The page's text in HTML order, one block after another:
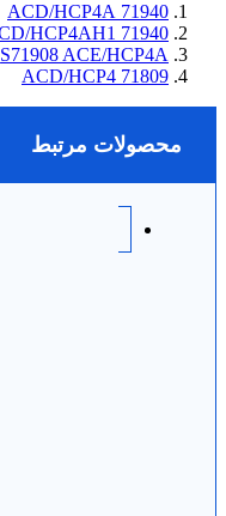
71940 ACD/HCP4A
71940 ACD/HCP4AH1
S71908 ACE/HCP4A
71809 ACD/HCP4
محصولات مرتبط